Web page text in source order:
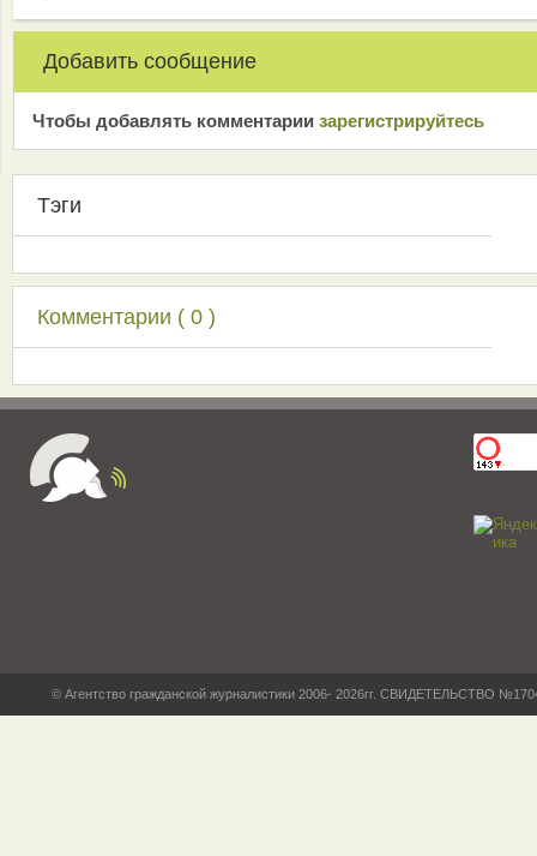
Добавить сообщение
Чтобы добавлять комментарии зарeгиcтрирyйтeсь
Тэги
Комментарии ( 0 )
© Агентство гражданской журналистики 2006- 2026гг. СВИДЕТЕЛЬСТВО